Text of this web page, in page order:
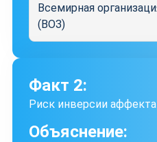
Всемирная
(ВОЗ)
Факт 2:
Риск инверсии аффекта
Объяснение: